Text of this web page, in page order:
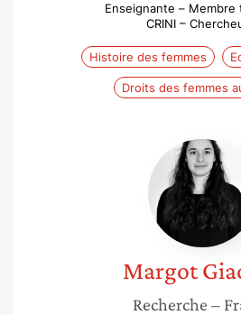
Enseignante – Membre
CRINI –
Histoire des femmes
Droits des femmes
Margot
Margot
Recherche –